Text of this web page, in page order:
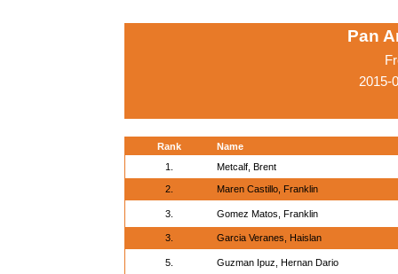
Pan
2015-
Rank
Name
1.
Metcalf, Brent
2. Maren Castillo, Franklin
3. Gomez Matos, Franklin
3. Garcia Veranes, Haislan
5. Guzman Ipuz, Hernan Dario